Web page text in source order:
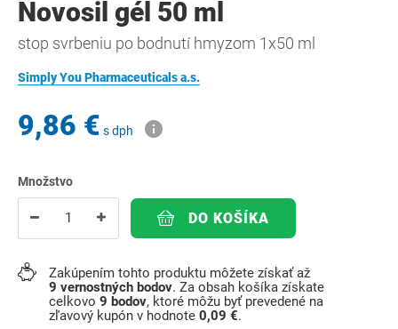
Novosil gél 50 ml
stop svrbeniu po bodnutí hmyzom 1x50 ml
Simply You Pharmaceuticals a.s.
9,86 € s dph
Množstvo
DO KOŠÍKA
Zakúpením tohto produktu môžete získať až
9 vernostných bodov. Za obsah košíka získate
celkovo 9 bodov, ktoré môžu byť prevedené na
zľavový kupón v hodnote 0,09 €.